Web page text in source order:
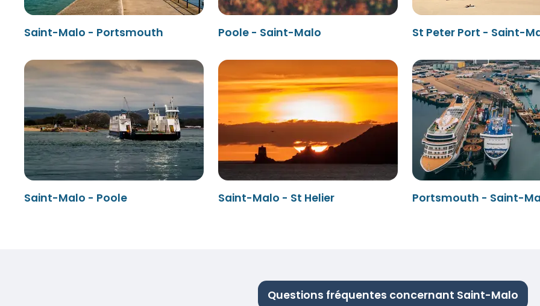
Saint-Malo - Portsmouth Poole - Saint-Malo St Peter Port - Saint-
Saint-Malo - Poole Saint-Malo - St Helier Portsmouth - Saint-
Questions fréquentes concernant Saint-Malo